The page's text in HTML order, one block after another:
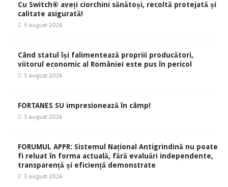
Cu Switch® aveți ciorchini sănătoși, recoltă protejată și
calitate asigurată!
5 august 2026
Când statul își falimentează propriii producători,
viitorul economic al României este pus în pericol
5 august 2026
FORTANES SU impresionează în câmp!
5 august 2026
FORUMUL APPR: Sistemul Național Antigrindină nu poate
fi reluat în forma actuală, fără evaluări independente,
transparență și eficiență demonstrate
5 august 2026